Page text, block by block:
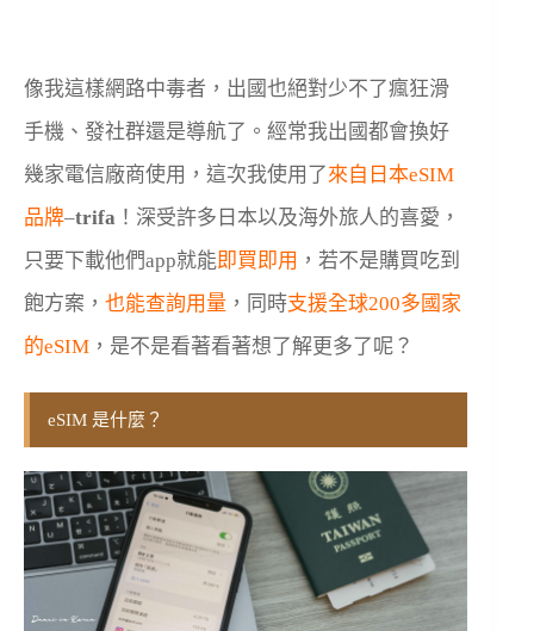
像我這樣網路中毒者，出國也絕對少不了瘋狂滑
手機、發社群還是導航了。經常我出國都會換好
幾家電信廠商使用，這次我使用了來自日本eSIM
品牌–trifa ！深受許多日本以及海外旅人的喜愛，
只要下載他們app就能 即買即用 ，若不是購買吃到
飽方案， 也能查詢用量 ，同時支援全球200多國家
的eSIM ，是不是看著看著想了解更多了呢？
eSIM 是什麼？